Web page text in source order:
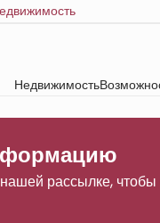
Недвижимость
рассылке,